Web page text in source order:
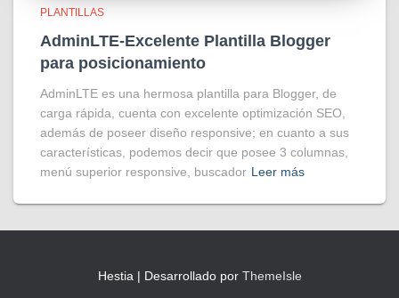
PLANTILLAS
AdminLTE-Excelente Plantilla Blogger
para posicionamiento
AdminLTE es una hermosa plantilla para Blogger, de
carga rápida, cuenta con excelente optimización SEO,
además de poseer diseño responsive; en cuanto a sus
características, podemos decir que posee 3 columnas,
menú superior responsive, buscador Leer más
Hestia | Desarrollado por ThemeIsle